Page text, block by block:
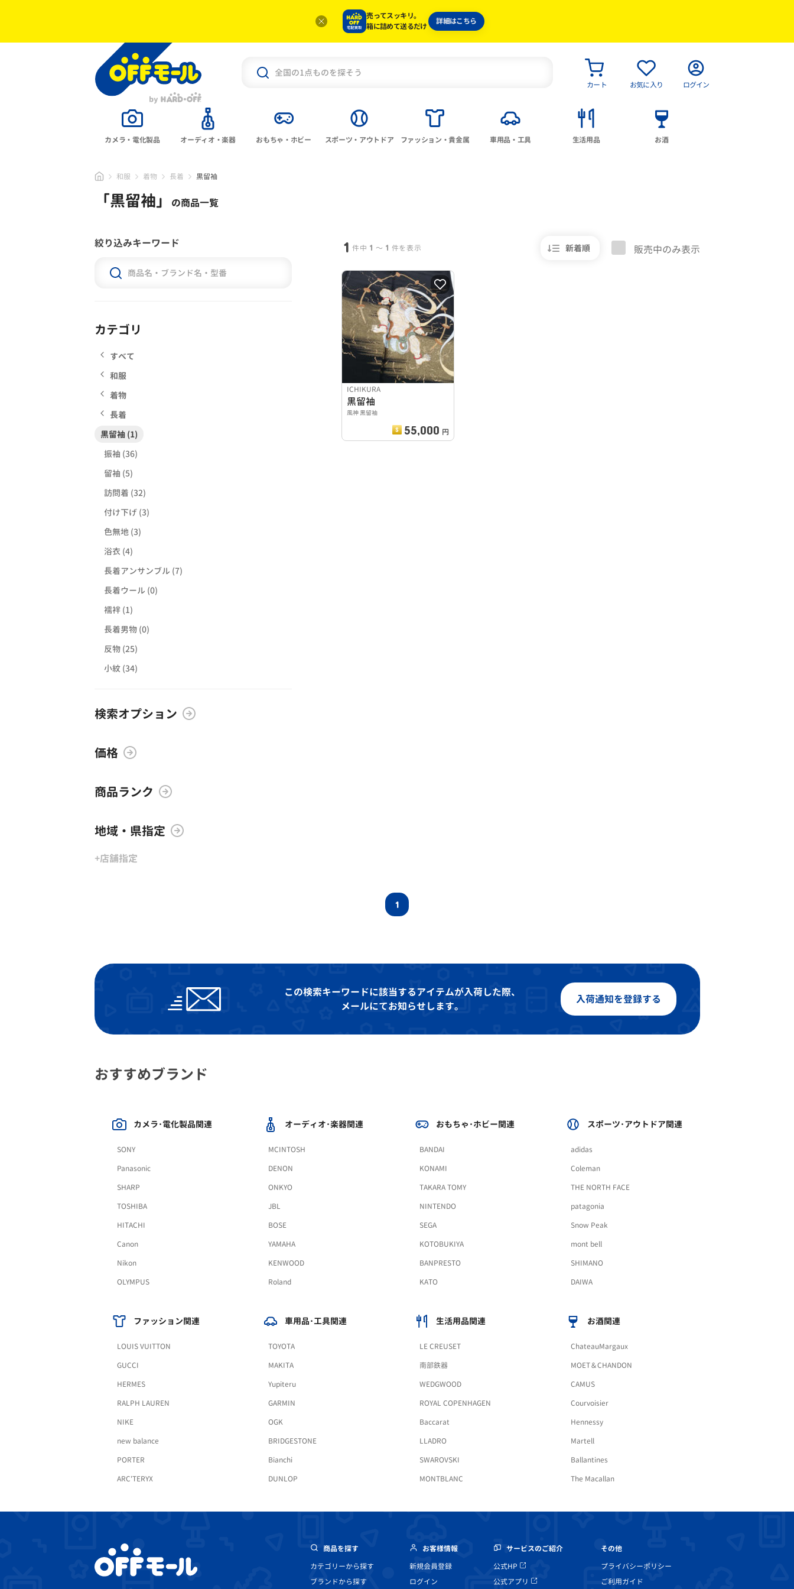
売ってスッキリ。
箱に詰めて送るだけ
詳細はこちら
カート お気に入り ログイン
カメラ・電化製品 オーディオ・楽器 おもちゃ・ホビー スポーツ・アウトドア ファッション・貴金属 車用品・工具 生活用品 お酒
和服 着物 長着 黒留袖
「黒留袖」 の商品一覧
絞り込みキーワード
カテゴリ
すべて
和服
着物
長着
黒留袖 (1)
振袖 (36)
留袖 (5)
訪問着 (32)
付け下げ (3)
色無地 (3)
浴衣 (4)
長着アンサンブル (7)
長着ウール (0)
襦袢 (1)
長着男物 (0)
反物 (25)
小紋 (34)
検索オプション
価格
商品ランク
地域・県指定
+店舗指定
1 件中 1 〜 1 件を表示 新着順 販売中のみ表示
ICHIKURA
黒留袖
風神 黒留袖
55,000 円
1
入荷通知を登録する
この検索キーワードに該当するアイテムが入荷した際、
メールにてお知らせします。
おすすめブランド
カメラ･電化製品関連
SONY
Panasonic
SHARP
TOSHIBA
HITACHI
Canon
Nikon
OLYMPUS
オーディオ･楽器関連
MCINTOSH
DENON
ONKYO
JBL
BOSE
YAMAHA
KENWOOD
Roland
おもちゃ･ホビー関連
BANDAI
KONAMI
TAKARA TOMY
NINTENDO
SEGA
KOTOBUKIYA
BANPRESTO
KATO
スポーツ･アウトドア関連
adidas
Coleman
THE NORTH FACE
patagonia
Snow Peak
mont bell
SHIMANO
DAIWA
ファッション関連
LOUIS VUITTON
GUCCI
HERMES
RALPH LAUREN
NIKE
new balance
PORTER
ARC'TERYX
車用品･工具関連
TOYOTA
MAKITA
Yupiteru
GARMIN
OGK
BRIDGESTONE
Bianchi
DUNLOP
生活用品関連
LE CREUSET
南部鉄器
WEDGWOOD
ROYAL COPENHAGEN
Baccarat
LLADRO
SWAROVSKI
MONTBLANC
お酒関連
ChateauMargaux
MOET＆CHANDON
CAMUS
Courvoisier
Hennessy
Martell
Ballantines
The Macallan
商品を探す
カテゴリーから探す
ブランドから探す
お客様情報
新規会員登録
ログイン
サービスのご紹介
公式HP
公式アプリ
その他
プライバシーポリシー
ご利用ガイド